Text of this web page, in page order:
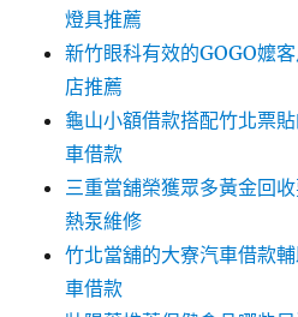
燈具推薦
新竹眼科有效的GOGO嬤
店推薦
龜山小額借款搭配竹北票
車借款
三重當舖榮獲眾多黃金回
熱泵維修
竹北當舖的大寮汽車借款
車借款